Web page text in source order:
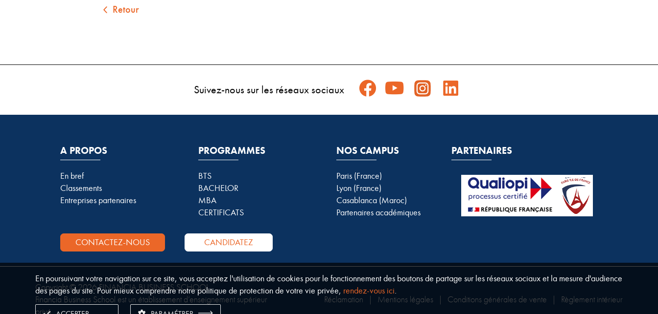
Retour
Suivez-nous sur les réseaux sociaux
A PROPOS
En bref
Classements
Entreprises partenaires
PROGRAMMES
BTS
BACHELOR
MBA
CERTIFICATS
CONTACTEZ-NOUS CANDIDATEZ
NOS CAMPUS
Paris (France)
Lyon (France)
Casablanca (Maroc)
Partenaires académiques
PARTENAIRES
Copyright © 2026 FINANCIA BUSINESS SCHOOL.
Financia Business School est un établissement d’enseignement supérieur
privé.
Réclamation Mentions légales Conditions générales de vente Règlement intérieur
En poursuivant votre navigation sur ce site, vous acceptez l'utilisation de cookies pour le fonctionnement des boutons de partage sur les réseaux sociaux et la mesure d'audience
des pages du site. Pour mieux comprendre notre politique de protection de votre vie privée, rendez-vous ici.